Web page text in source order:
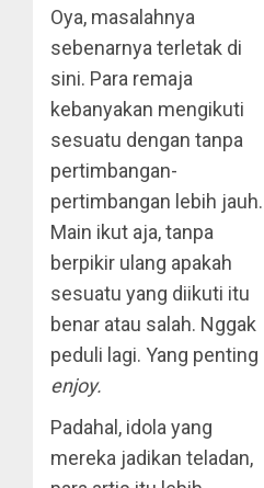
Oya, masalahnya
sebenarnya terletak di
sini. Para remaja
kebanyakan mengikuti
sesuatu dengan tanpa
pertimbangan-
pertimbangan lebih jauh.
Main ikut aja, tanpa
berpikir ulang apakah
sesuatu yang diikuti itu
benar atau salah. Nggak
peduli lagi. Yang penting
enjoy.
Padahal, idola yang
mereka jadikan teladan,